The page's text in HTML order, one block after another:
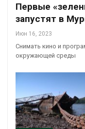
Первые
запустят в
Июн 16, 2023
Снимать кино и
окружающей среды